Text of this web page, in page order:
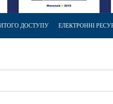
ДОСТУПУ ЕЛЕКТРОННІ